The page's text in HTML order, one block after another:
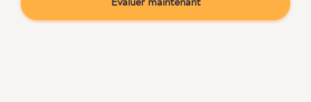
Évaluer maintenant